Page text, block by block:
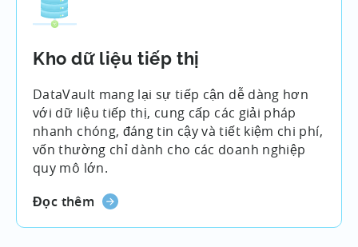
Kho dữ liệu tiếp thị
DataVault mang lại sự tiếp cận dễ dàng hơn
với dữ liệu tiếp thị, cung cấp các giải pháp
nhanh chóng, đáng tin cậy và tiết kiệm chi phí,
vốn thường chỉ dành cho các doanh nghiệp
quy mô lớn.
Đọc thêm